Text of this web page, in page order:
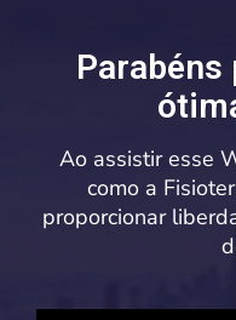
Ao assistir esse
como a
proporcionar